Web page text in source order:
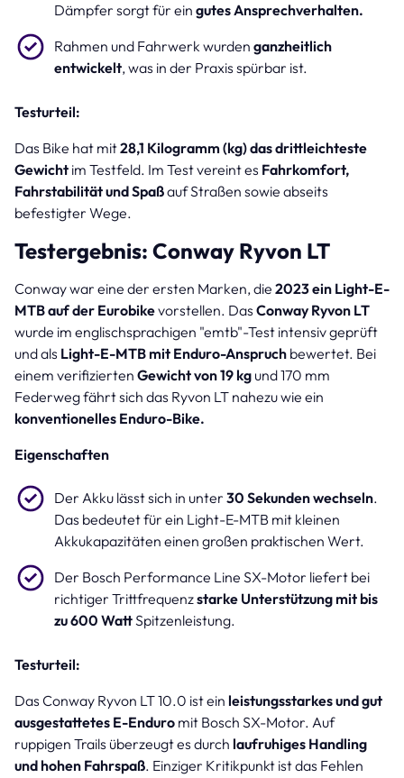
Dämpfer sorgt für ein gutes Ansprechverhalten.
Rahmen und Fahrwerk wurden ganzheitlich
entwickelt, was in der Praxis spürbar ist.
Testurteil:
Das Bike hat mit28,1 Kilogramm (kg) das drittleichteste
Gewicht im Testfeld. Im Test vereint es Fahrkomfort,
Fahrstabilität und Spaßauf Straßen sowie abseits
befestigter Wege.
Testergebnis: Conway Ryvon LT
Conway war eine der ersten Marken, die 2023 ein Light-E-
MTB auf der Eurobikevorstellen. Das Conway Ryvon LT
wurde im englischsprachigen "emtb"-Test intensiv geprüft
und als Light-E-MTB mit Enduro-Anspruch bewertet. Bei
einem verifizierten Gewicht von 19 kg und 170 mm
Federweg fährt sich das Ryvon LT nahezu wie ein
konventionelles Enduro-Bike.
Eigenschaften
Der Akku lässt sich in unter 30 Sekunden wechseln.
Das bedeutet für ein Light-E-MTB mit kleinen
Akkukapazitäten einen großen praktischen Wert.
Der Bosch Performance Line SX-Motor liefert bei
richtiger Trittfrequenzstarke Unterstützung mit bis
zu 600 WattSpitzenleistung.
Testurteil:
Das Conway Ryvon LT 10.0 ist ein leistungsstarkes und gut
ausgestattetes E-Enduro mit Bosch SX-Motor. Auf
ruppigen Trails überzeugt es durch laufruhiges Handling
und hohen Fahrspaß. Einziger Kritikpunkt ist das Fehlen